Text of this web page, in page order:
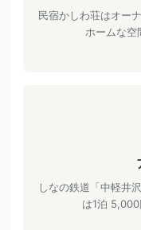
民宿かしわ荘はオー
ホームな空
しなの鉄道「中軽井
は1泊 5,000